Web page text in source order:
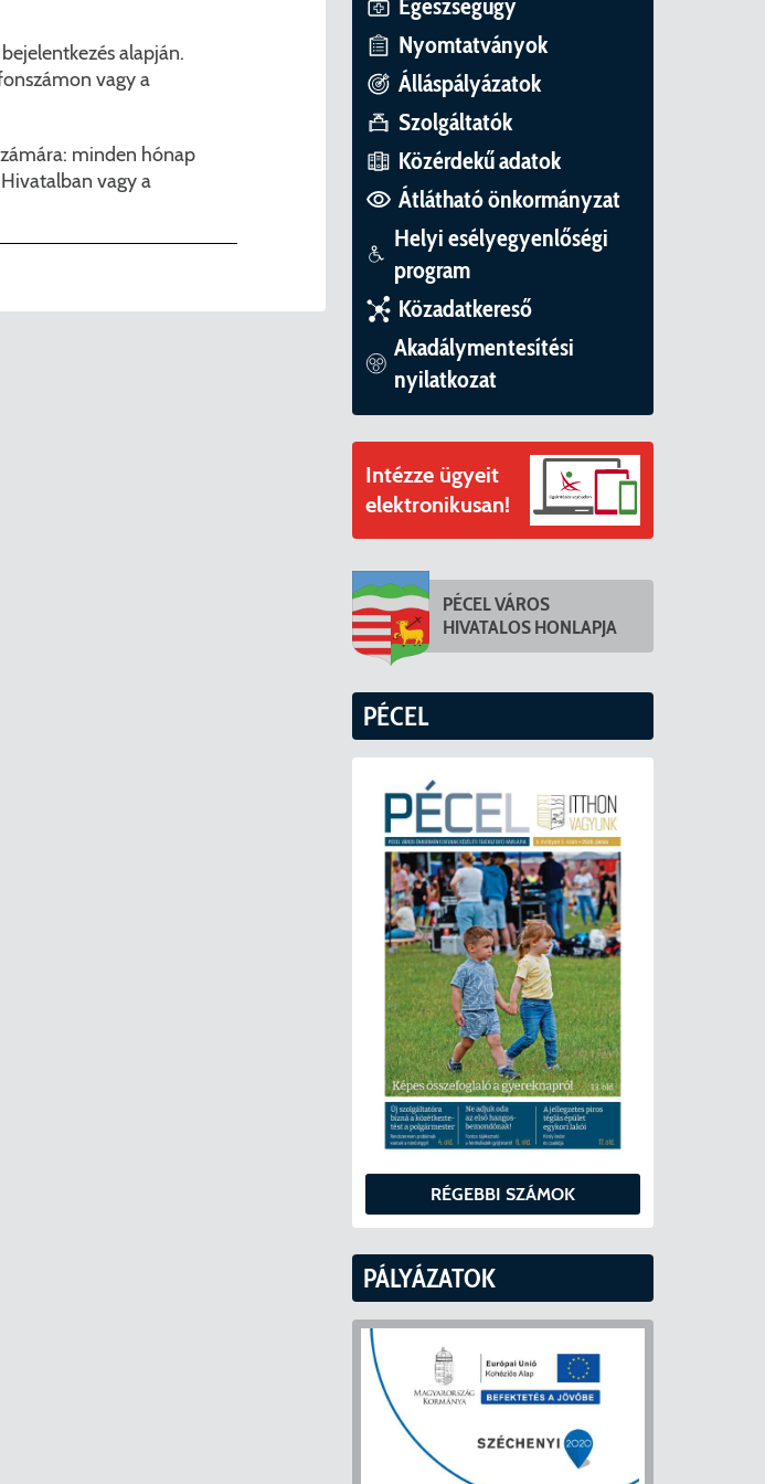
korszerűsítése Pécelen II. ütem
250 000 000 Ft értékű támogatást nyert az alábbi projekt vonatkozásában.
2025/2026. tanév
alapján.
vagy a
minden hónap
vagy a
Egészségügy
Nyomtatványok
Álláspályázatok
Szolgáltatók
Közérdekű adatok
Átlátható önkormányzat
Helyi esélyegyenlőségi
program
Közadatkereső
Akadálymentesítési
nyilatkozat
Intézze ügyeit
elektronikusan!
PÉCEL VÁROS
HIVATALOS HONLAPJA
PÉCEL
RÉGEBBI SZÁMOK
PÁLYÁZATOK